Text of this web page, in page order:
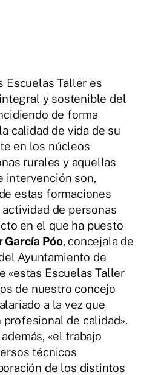
Escuelas Taller es
y sostenible del
de forma
calidad de vida de su
en los núcleos
rurales y aquellas
intervención son,
estas formaciones
de personas
en el que ha puesto
García Póo, concejala de
Ayuntamiento de
«estas Escuelas Taller
de nuestro concejo
a la vez que
de calidad».
«el trabajo
técnicos
de los distintos